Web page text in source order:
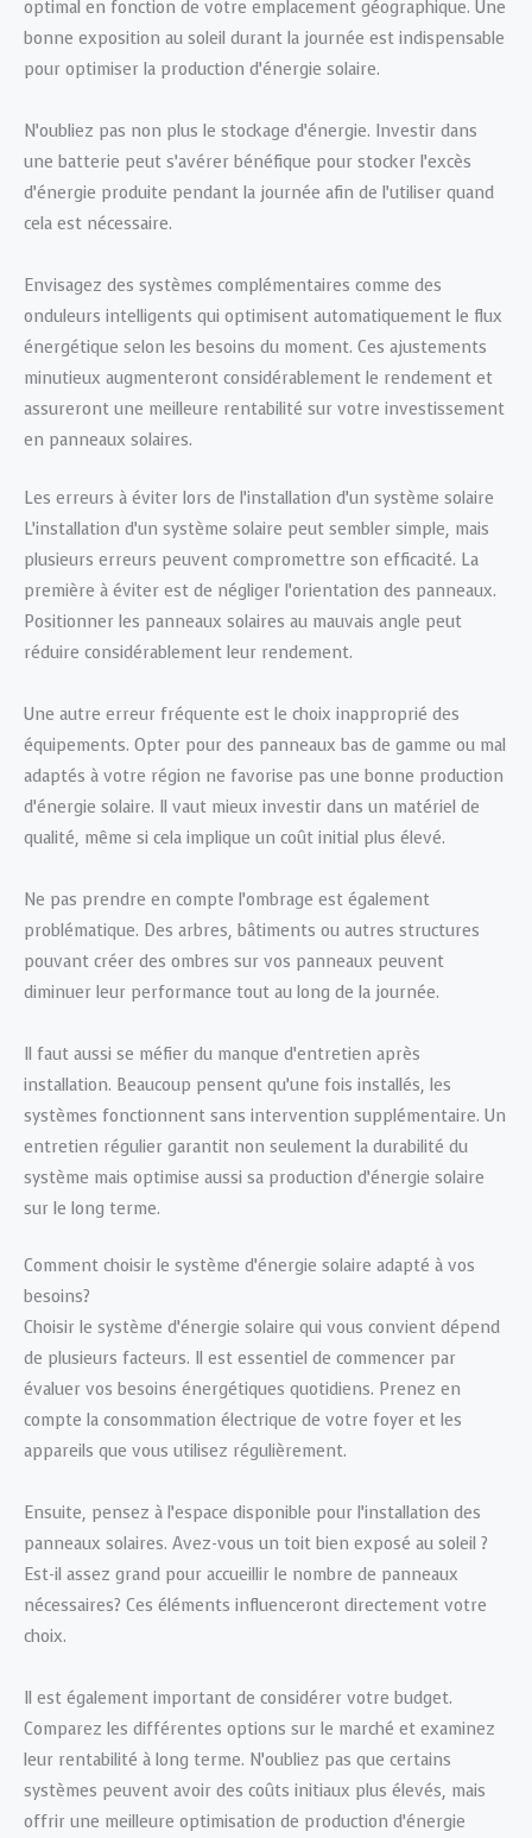
optimal en fonction de votre emplacement géographique. Une
bonne exposition au soleil durant la journée est indispensable
pour optimiser la production d’énergie solaire.
N’oubliez pas non plus le stockage d’énergie. Investir dans
une batterie peut s’avérer bénéfique pour stocker l’excès
d’énergie produite pendant la journée afin de l’utiliser quand
cela est nécessaire.
Envisagez des systèmes complémentaires comme des
onduleurs intelligents qui optimisent automatiquement le flux
énergétique selon les besoins du moment. Ces ajustements
minutieux augmenteront considérablement le rendement et
assureront une meilleure rentabilité sur votre investissement
en panneaux solaires.
Les erreurs à éviter lors de l’installation d’un système solaire
L’installation d’un système solaire peut sembler simple, mais
plusieurs erreurs peuvent compromettre son efficacité. La
première à éviter est de négliger l’orientation des panneaux.
Positionner les panneaux solaires au mauvais angle peut
réduire considérablement leur rendement.
Une autre erreur fréquente est le choix inapproprié des
équipements. Opter pour des panneaux bas de gamme ou mal
adaptés à votre région ne favorise pas une bonne production
d’énergie solaire. Il vaut mieux investir dans un matériel de
qualité, même si cela implique un coût initial plus élevé.
Ne pas prendre en compte l’ombrage est également
problématique. Des arbres, bâtiments ou autres structures
pouvant créer des ombres sur vos panneaux peuvent
diminuer leur performance tout au long de la journée.
Il faut aussi se méfier du manque d’entretien après
installation. Beaucoup pensent qu’une fois installés, les
systèmes fonctionnent sans intervention supplémentaire. Un
entretien régulier garantit non seulement la durabilité du
système mais optimise aussi sa production d’énergie solaire
sur le long terme.
Comment choisir le système d’énergie solaire adapté à vos
besoins?
Choisir le système d’énergie solaire qui vous convient dépend
de plusieurs facteurs. Il est essentiel de commencer par
évaluer vos besoins énergétiques quotidiens. Prenez en
compte la consommation électrique de votre foyer et les
appareils que vous utilisez régulièrement.
Ensuite, pensez à l’espace disponible pour l’installation des
panneaux solaires. Avez-vous un toit bien exposé au soleil ?
Est-il assez grand pour accueillir le nombre de panneaux
nécessaires? Ces éléments influenceront directement votre
choix.
Il est également important de considérer votre budget.
Comparez les différentes options sur le marché et examinez
leur rentabilité à long terme. N’oubliez pas que certains
systèmes peuvent avoir des coûts initiaux plus élevés, mais
offrir une meilleure optimisation de production d’énergie